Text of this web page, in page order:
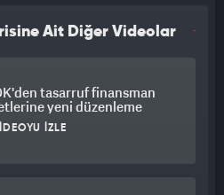
Ait Diğer Videolar
tasarruf finansman
yeni düzenleme
İZLE